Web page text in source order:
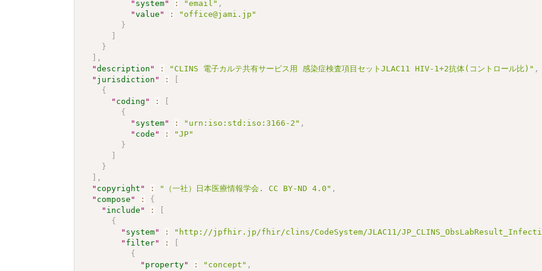
" system" : "email" ,
"value " :
"office@jami.jp"
}
}
,
"description " : "CLINS 電子カルテ共有サービス用 感染症検査項目セットJLAC11 HIV-1+2抗体(コントロール比)" ,
" jurisdiction " :
{
" coding " :
{
" system" : "urn:iso:std:iso:3166-2" ,
" code " :
"JP"
}
}
,
" copyright " : "（一社）日本医療情報学会. CC BY-ND 4.0" ,
" compose " :
{
" include " :
{
" system" : "http://jpfhir.jp/fhir/clins/CodeSystem/JLAC11/
" filter" :
{
" property" : "concept" ,